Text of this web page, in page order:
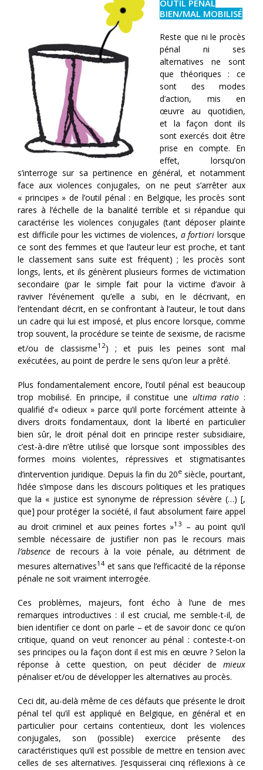
OUTIL PÉNAL
BIEN/MAL MOBILISÉ
Reste que ni le procès
pénal ni ses
alternatives ne sont
que théoriques : ce
sont des modes
d’action, mis en
œuvre au quotidien,
et la façon dont ils
sont exercés doit être
prise en compte. En
effet, lorsqu’on
s’interroge sur sa pertinence en général, et notamment
face aux violences conjugales, on ne peut s’arrêter aux
« principes » de l’outil pénal : en Belgique, les procès sont
rares à l’échelle de la banalité terrible et si répandue qui
caractérise les violences conjugales (tant déposer plainte
est difficile pour les victimes de violences, a fortiori lorsque
ce sont des femmes et que l’auteur leur est proche, et tant
le classement sans suite est fréquent) ; les procès sont
longs, lents, et ils génèrent plusieurs formes de victimation
secondaire (par le simple fait pour la victime d’avoir à
raviver l’événement qu’elle a subi, en le décrivant, en
l’entendant décrit, en se confrontant à l’auteur, le tout dans
un cadre qui lui est imposé, et plus encore lorsque, comme
trop souvent, la procédure se teinte de sexisme, de racisme
et/ou de classisme12) ; et puis les peines sont mal
exécutées, au point de perdre le sens qu’on leur a prêté.
Plus fondamentalement encore, l’outil pénal est beaucoup
trop mobilisé. En principe, il constitue une ultima ratio :
qualifié d’« odieux » parce qu’il porte forcément atteinte à
divers droits fondamentaux, dont la liberté en particulier
bien sûr, le droit pénal doit en principe rester subsidiaire,
c’est-à-dire n’être utilisé que lorsque sont impossibles des
formes moins violentes, répressives et stigmatisantes
d’intervention juridique. Depuis la fin du 20e siècle, pourtant,
l’idée s’impose dans les discours politiques et les pratiques
que la « justice est synonyme de répression sévère (…) [,
que] pour protéger la société, il faut absolument faire appel
au droit criminel et aux peines fortes »13 – au point qu’il
semble nécessaire de justifier non pas le recours mais
l’absence de recours à la voie pénale, au détriment de
mesures alternatives14 et sans que l’efficacité de la réponse
pénale ne soit vraiment interrogée.
Ces problèmes, majeurs, font écho à l’une de mes
remarques introductives : il est crucial, me semble-t-il, de
bien identifier ce dont on parle – et de savoir donc ce qu’on
critique, quand on veut renoncer au pénal : conteste-t-on
ses principes ou la façon dont il est mis en œuvre ? Selon la
réponse à cette question, on peut décider de mieux
pénaliser et/ou de développer les alternatives au procès.
Ceci dit, au-delà même de ces défauts que présente le droit
pénal tel qu’il est appliqué en Belgique, en général et en
particulier pour certains contentieux, dont les violences
conjugales, son (possible) exercice présente des
caractéristiques qu’il est possible de mettre en tension avec
celles de ses alternatives. J’esquisserai cinq réflexions à ce